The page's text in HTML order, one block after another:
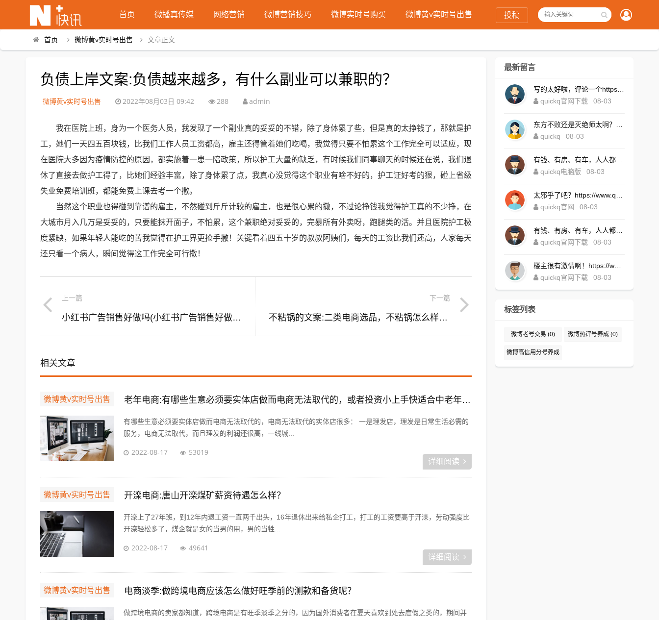
首页 微播真传媒 网络营销 微博营销技巧 微博实时号购买 微博黄v实时号出售 投稿
首页 微博黄v实时号出售 文章正文
负债上岸文案:负债越来越多，有什么副业可以兼职的？
微博黄v实时号出售 2022年08月03日 09:42 288 admin
我在医院上班，身为一个医务人员，我发现了一个副业真的妥妥的不错，除了身体累了些，但是真的太挣钱了，那就是护
工，她们一天四五百块钱，比我们工作人员工资都高，雇主还得管着她们吃喝，我觉得只要不怕累这个工作完全可以适应，现
在医院大多因为疫情防控的原因，都实施着一患一陪政策，所以护工大量的缺乏，有时候我们同事聊天的时候还在说，我们退
休了直接去做护工得了，比她们经验丰富，除了身体累了点，我真心没觉得这个职业有啥不好的，护工证好考的狠，碰上省级
失业免费培训班，都能免费上课去考一个撒。
当然这个职业也得碰到靠谱的雇主，不然碰到斤斤计较的雇主，也是很心累的撒，不过论挣钱我觉得护工真的不少挣，在
大城市月入几万是妥妥的，只要能抹开面子，不怕累，这个兼职绝对妥妥的，完暴所有外卖呀，跑腿类的活。并且医院护工极
度紧缺，如果年轻人能吃的苦我觉得在护工界更抢手撒！关键看着四五十岁的叔叔阿姨们，每天的工资比我们还高，人家每天
还只看一个病人，瞬间觉得这工作完全可行撒！
上一篇
小红书广告销售好做吗(小红书广告销售好做吗有前途吗)
下一篇
不粘锅的文案:二类电商选品，不粘锅怎么样？月销如何？
相关文章
微博黄v实时号出售 老年电商:有哪些生意必须要实体店做而电商无法取代的，或者投资小上手快适合中老年的？
有哪些生意必须要实体店做而电商无法取代的，电商无法取代的实体店很多： 一是理发店，理发是日常生活必需的
服务，电商无法取代，而且理发的利润还很高，一线城...
2022-08-17 53019
详细阅读
微博黄v实时号出售 开滦电商:唐山开滦煤矿薪资待遇怎么样？
开滦上了27年班，到12年内退工资一直两千出头，16年退休出来给私企打工，打工的工资要高于开滦，劳动强度比
开滦轻松多了，煤企就是女的当男的用，男的当牲...
2022-08-17 49641
详细阅读
微博黄v实时号出售 电商淡季:做跨境电商应该怎么做好旺季前的测款和备货呢？
做跨境电商的卖家都知道，跨境电商是有旺季淡季之分的，因为国外消费者在夏天喜欢到处去度假之类的，期间并
最新留言
quickq官网下载
08-03
quickq
08-03
quickq电脑版
08-03
quickq官网
08-03
quickq官网下载
08-03
quickq官网下载
08-03
标签列表
微博老号交易 (0) 微博热评号养成 (0)
微博高信用分号养成
(0)